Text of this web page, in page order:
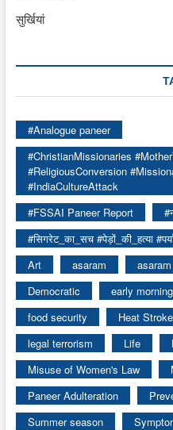
सुर्खियां
#Analogue paneer
#ChristianMissionaries
#ReligiousConversion
#IndiaCultureAttack
#FSSAI Paneer Report
#सिगरेट_का_सच #पेड़ों_की_हत्या
Art
asaram
Democratic
early
food security
Heat Stroke
legal terrorism
Life
Misuse of Women's Law
Paneer Adulteration
Summer season